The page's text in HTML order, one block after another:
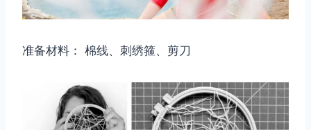
准备材料： 棉线、刺绣箍、剪刀